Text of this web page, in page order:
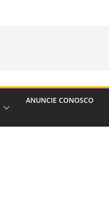
ANUNCIE CONOSCO